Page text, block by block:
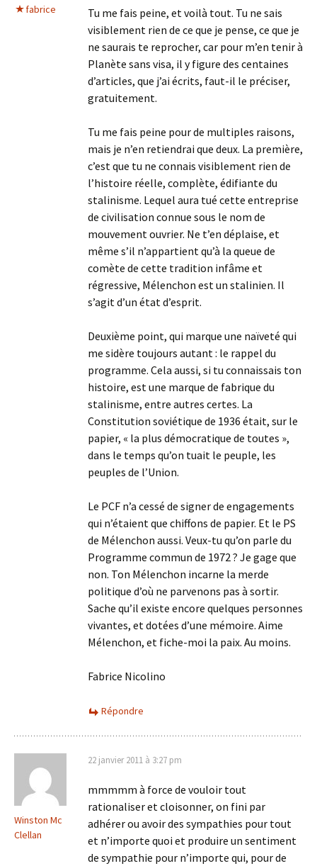
fabrice
Tu me fais peine, et voilà tout. Tu ne sais
visiblement rien de ce que je pense, ce que je
ne saurais te reprocher, car pour m’en tenir à
Planète sans visa, il y figure des centaines
d’articles, que j’ai écrits, faut-il le préciser,
gratuitement.
Tu me fais peine pour de multiples raisons,
mais je n’en retiendrai que deux. La première,
c’est que tu ne connais visiblement rien de
l’histoire réelle, complète, édifiante du
stalinisme. Lequel aura tué cette entreprise
de civilisation connue sous le nom de
mouvement ouvrier. Ne t’en déplaise, et
même s’il n’appartient qu’à la queue de
comète de cette tradition infâme et
régressive, Mélenchon est un stalinien. Il
s’agit d’un état d’esprit.
Deuxième point, qui marque une naïveté qui
me sidère toujours autant : le rappel du
programme. Cela aussi, si tu connaissais ton
histoire, est une marque de fabrique du
stalinisme, entre autres certes. La
Constitution soviétique de 1936 était, sur le
papier, « la plus démocratique de toutes »,
dans le temps qu’on tuait le peuple, les
peuples de l’Union.
Le PCF n’a cessé de signer de engagements
qui n’étaient que chiffons de papier. Et le PS
de Mélenchon aussi. Veux-tu qu’on parle du
Programme commun de 1972 ? Je gage que
non. Ton Mélenchon incarne la merde
politique d’où ne parvenons pas à sortir.
Sache qu’il existe encore quelques personnes
vivantes, et dotées d’une mémoire. Aime
Mélenchon, et fiche-moi la paix. Au moins.
Fabrice Nicolino
Répondre
Winston Mc
Clellan
22 janvier 2011 à 3:27 pm
mmmmm à force de vouloir tout
rationaliser et cloisonner, on fini par
adhérer ou avoir des sympathies pour tout
et n’importe quoi et produire un sentiment
de sympathie pour n’importe qui, pour de